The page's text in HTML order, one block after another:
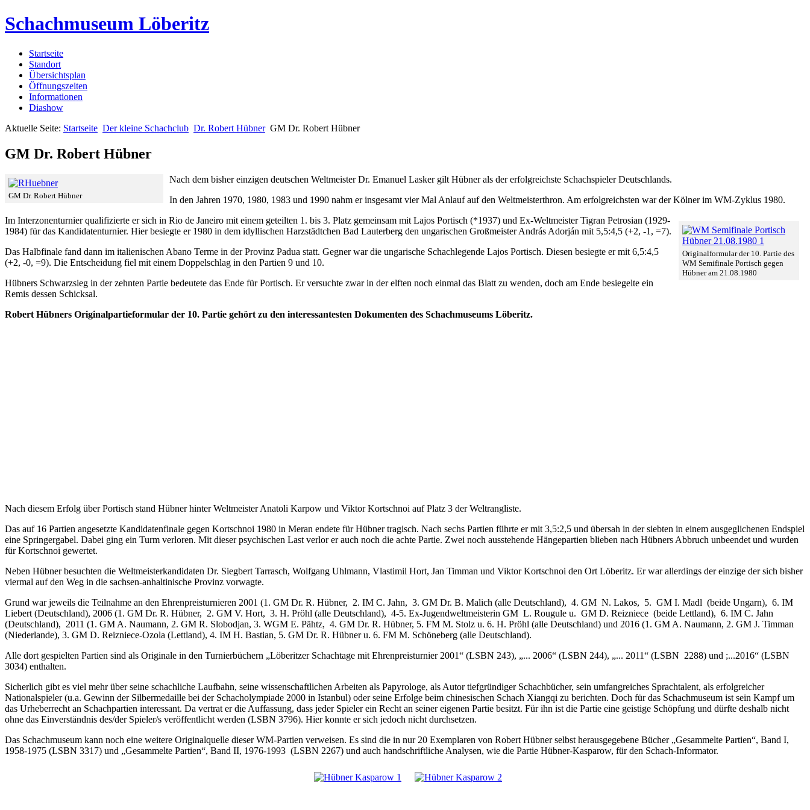
Schachmuseum Löberitz
Startseite
Standort
Übersichtsplan
Öffnungszeiten
Informationen
Diashow
Aktuelle Seite: Startseite Der kleine Schachclub Dr. Robert Hübner GM Dr. Robert Hübner
GM Dr. Robert Hübner
GM Dr. Robert Hübner
Nach dem bisher einzigen deutschen Weltmeister Dr. Emanuel Lasker gilt Hübner als der erfolgreichste Schachspieler Deutschlands.
In den Jahren 1970, 1980, 1983 und 1990 nahm er insgesamt vier Mal Anlauf auf den Weltmeisterthron. Am erfolgreichsten war der Kölner im WM-Zyklus 1980.
Originalformular der 10. Partie des
WM Semifinale Portisch gegen
Hübner am 21.08.1980
Im Interzonenturnier qualifizierte er sich in Rio de Janeiro mit einem geteilten 1. bis 3. Platz gemeinsam mit Lajos Portisch (*1937) und Ex-Weltmeister Tigran Petrosian (1929-
1984) für das Kandidatenturnier. Hier besiegte er 1980 in dem idyllischen Harzstädtchen Bad Lauterberg den ungarischen Großmeister András Adorján mit 5,5:4,5 (+2, -1, =7).
Das Halbfinale fand dann im italienischen Abano Terme in der Provinz Padua statt. Gegner war die ungarische Schachlegende Lajos Portisch. Diesen besiegte er mit 6,5:4,5
(+2, -0, =9). Die Entscheidung fiel mit einem Doppelschlag in den Partien 9 und 10.
Hübners Schwarzsieg in der zehnten Partie bedeutete das Ende für Portisch. Er versuchte zwar in der elften noch einmal das Blatt zu wenden, doch am Ende besiegelte ein
Remis dessen Schicksal.
Robert Hübners Originalpartieformular der 10. Partie gehört zu den interessantesten Dokumenten des Schachmuseums Löberitz.
Nach diesem Erfolg über Portisch stand Hübner hinter Weltmeister Anatoli Karpow und Viktor Kortschnoi auf Platz 3 der Weltrangliste.
Das auf 16 Partien angesetzte Kandidatenfinale gegen Kortschnoi 1980 in Meran endete für Hübner tragisch. Nach sechs Partien führte er mit 3,5:2,5 und übersah in der siebten in einem ausgeglichenen Endspiel
eine Springergabel. Dabei ging ein Turm verloren. Mit dieser psychischen Last verlor er auch noch die achte Partie. Zwei noch ausstehende Hängepartien blieben nach Hübners Abbruch unbeendet und wurden
für Kortschnoi gewertet.
Neben Hübner besuchten die Weltmeisterkandidaten Dr. Siegbert Tarrasch, Wolfgang Uhlmann, Vlastimil Hort, Jan Timman und Viktor Kortschnoi den Ort Löberitz. Er war allerdings der einzige der sich bisher
viermal auf den Weg in die sachsen-anhaltinische Provinz vorwagte.
Grund war jeweils die Teilnahme an den Ehrenpreisturnieren 2001 (1. GM Dr. R. Hübner, 2. IM C. Jahn, 3. GM Dr. B. Malich (alle Deutschland), 4. GM N. Lakos, 5. GM I. Madl (beide Ungarn), 6. IM
Liebert (Deutschland), 2006 (1. GM Dr. R. Hübner, 2. GM V. Hort, 3. H. Pröhl (alle Deutschland), 4-5. Ex-Jugendweltmeisterin GM L. Rougule u. GM D. Reizniece (beide Lettland), 6. IM C. Jahn
(Deutschland), 2011 (1. GM A. Naumann, 2. GM R. Slobodjan, 3. WGM E. Pähtz, 4. GM Dr. R. Hübner, 5. FM M. Stolz u. 6. H. Pröhl (alle Deutschland) und 2016 (1. GM A. Naumann, 2. GM J. Timman
(Niederlande), 3. GM D. Reizniece-Ozola (Lettland), 4. IM H. Bastian, 5. GM Dr. R. Hübner u. 6. FM M. Schöneberg (alle Deutschland).
Alle dort gespielten Partien sind als Originale in den Turnierbüchern „Löberitzer Schachtage mit Ehrenpreisturnier 2001“ (LSBN 243), „... 2006“ (LSBN 244), „... 2011“ (LSBN 2288) und ;...2016“ (LSBN
3034) enthalten.
Sicherlich gibt es viel mehr über seine schachliche Laufbahn, seine wissenschaftlichen Arbeiten als Papyrologe, als Autor tiefgründiger Schachbücher, sein umfangreiches Sprachtalent, als erfolgreicher
Nationalspieler (u.a. Gewinn der Silbermedaille bei der Schacholympiade 2000 in Istanbul) oder seine Erfolge beim chinesischen Schach Xiangqi zu berichten. Doch für das Schachmuseum ist sein Kampf um
das Urheberrecht an Schachpartien interessant. Da vertrat er die Auffassung, dass jeder Spieler ein Recht an seiner eigenen Partie besitzt. Für ihn ist die Partie eine geistige Schöpfung und dürfte deshalb nicht
ohne das Einverständnis des/der Spieler/s veröffentlicht werden (LSBN 3796). Hier konnte er sich jedoch nicht durchsetzen.
Das Schachmuseum kann noch eine weitere Originalquelle dieser WM-Partien verweisen. Es sind die in nur 20 Exemplaren von Robert Hübner selbst herausgegebene Bücher „Gesammelte Partien“, Band I,
1958-1975 (LSBN 3317) und „Gesammelte Partien“, Band II, 1976-1993 (LSBN 2267) und auch handschriftliche Analysen, wie die Partie Hübner-Kasparow, für den Schach-Informator.